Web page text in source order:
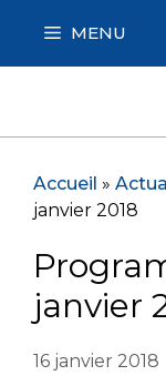
contenu
MENU
Accueil »
janvier 2018
janvier
16 janvier 2018